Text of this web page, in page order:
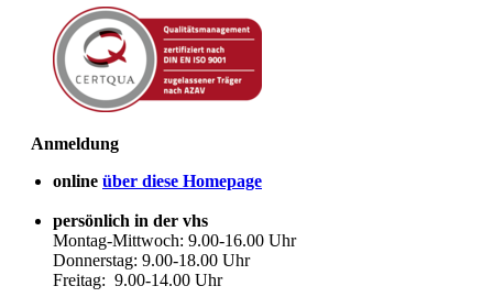
Anmeldung
online über diese Homepage
persönlich in der vhs
Montag-Mittwoch: 9.00-16.00 Uhr
Donnerstag: 9.00-18.00 Uhr
Freitag: 9.00-14.00 Uhr